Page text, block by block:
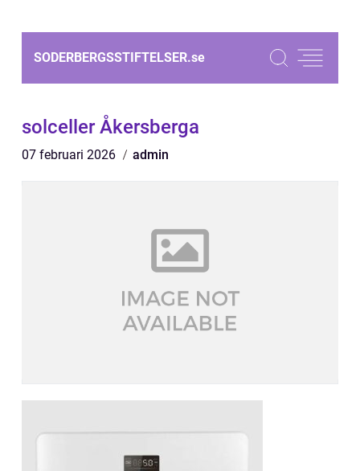
SODERBERGSSTIFTELSER.se
solceller Åkersberga
07 februari 2026 admin